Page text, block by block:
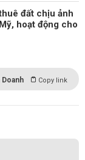
đất chịu ảnh
hoạt động cho
Doanh Copy link